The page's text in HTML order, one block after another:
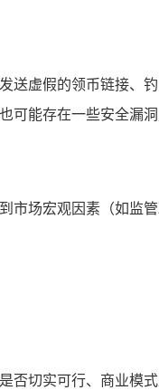
虚假的领币链接、
能存在一些安全漏
场宏观因素（如监
切实可行、商业模